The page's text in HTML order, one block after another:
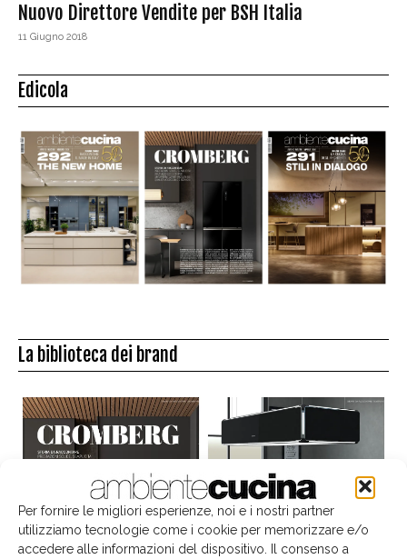
Per fornire le migliori esperienze, noi e i nostri partner
utilizziamo tecnologie come i cookie per memorizzare e/o
accedere alle informazioni del dispositivo. Il consenso a
Nuovo Direttore Vendite per BSH Italia
11 Giugno 2018
Edicola
La biblioteca dei brand